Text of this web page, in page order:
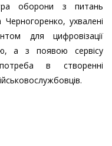
оборони з питань
ухвалені
для цифровізації
а з появою сервісу
в створенні